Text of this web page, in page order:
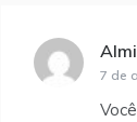
7 de